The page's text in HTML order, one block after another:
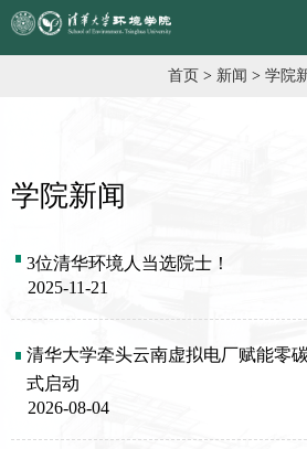
首页 > 新闻 > 学院
学院新闻
3位清华环境人当选院士！
2025-11-21
清华大学牵头云南虚拟电厂赋能零
式启动
2026-08-04